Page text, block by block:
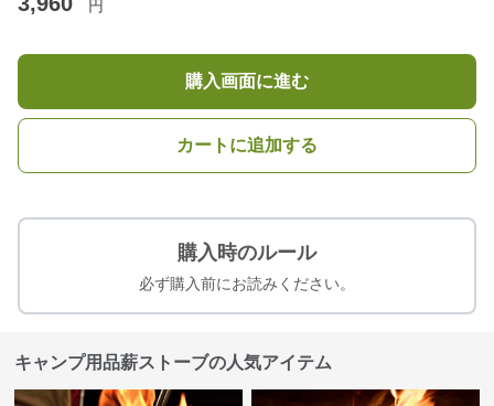
円
購入画面に進む
カートに追加する
購入時のルール
必ず購入前にお読みください。
キャンプ用品薪ストーブの人気アイテム